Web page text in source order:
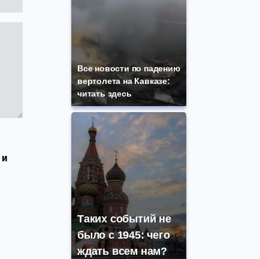
и
Все новости по падению
вертолета на Кавказе:
читать здесь
Таких событий не
было с 1945: чего
ждать всем нам?